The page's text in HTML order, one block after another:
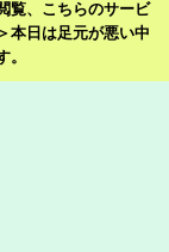
覧、こちらのサービ
本日は足元が悪い中
。